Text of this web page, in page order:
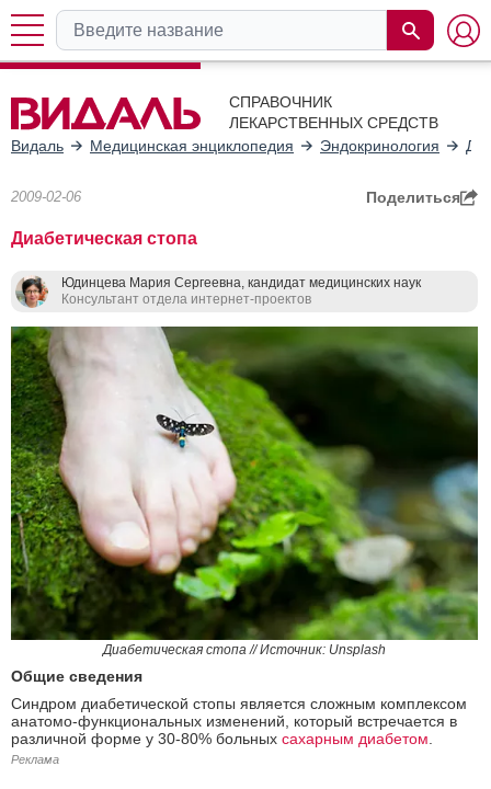
СПРАВОЧНИК
ЛЕКАРСТВЕННЫХ СРЕДСТВ
Видаль
Медицинская энциклопедия Эндокринология
2009-02-06 Поделиться
Диабетическая стопа
Юдинцева Мария Сергеевна, кандидат медицинских наук
Консультант отдела интернет-проектов
Диабетическая стопа // Источник: Unsplash
Общие сведения
Синдром диабетической стопы является сложным комплексом
анатомо-функциональных изменений, который встречается в
различной форме у 30-80% больных сахарным диабетом
Реклама